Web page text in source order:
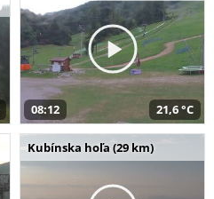
08:12 21,6 °C
Kubínska hoľa (29 km)